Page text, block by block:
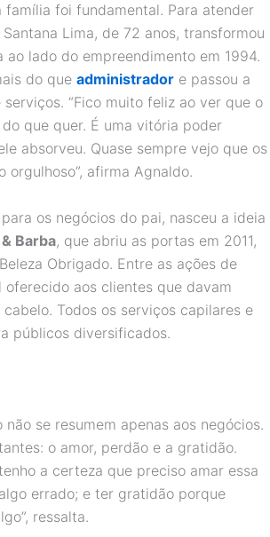
foi fundamental. Para atender
Lima, de 72 anos, transformou
lado do empreendimento em 1994.
do que administrador e passou a
“Fico muito feliz ao ver que o
que quer. É uma vitória poder
absorveu. Quase sempre vejo que os
afirma Agnaldo.
os negócios do pai, nasceu a ideia
Barba, que abriu as portas em 2011,
Obrigado. Entre as ações de
oferecido aos clientes que davam
Todos os serviços capilares e
públicos diversificados.
se resumem apenas aos negócios.
o amor, perdão e a gratidão.
a certeza que preciso amar essa
errado; e ter gratidão porque
ressalta.